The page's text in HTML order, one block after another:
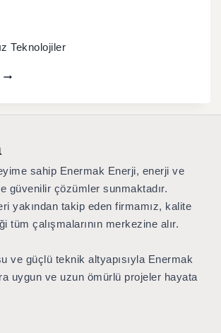
Teknolojiler
sahip Enermak Enerji, enerji ve
güvenilir çözümler sunmaktadır.
yakından takip eden firmamız, kalite
tüm çalışmalarının merkezine alır.
ve güçlü teknik altyapısıyla Enermak
uygun ve uzun ömürlü projeler hayata